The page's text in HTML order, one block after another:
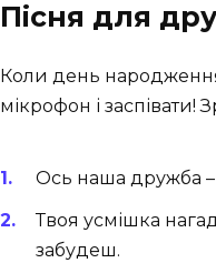
Пісня для
Коли день
мікрофон і заспівати!
Ось наша дружба
Твоя усмішка
забудеш.